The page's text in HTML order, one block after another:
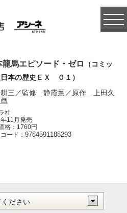
龍馬エピソード・ゼロ
（コミッ
本の歴史ＥＸ ０１）
耕三／監修 静霞薫／原作 上田久
社
11月発売
格：1760円
ード：9784591188293